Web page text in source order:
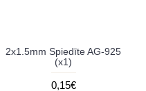
2x1.5mm Spiedīte AG-925
(x1)
0,15€